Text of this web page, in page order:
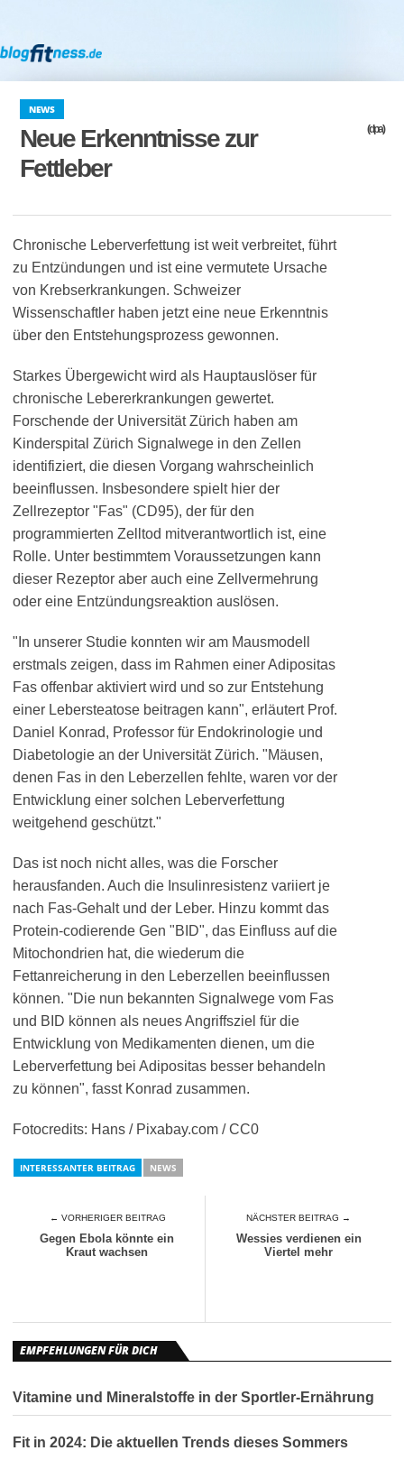
NEWS
Neue Erkenntnisse zur
Fettleber
(dpa)
Chronische Leberverfettung ist weit verbreitet, führt
zu Entzündungen und ist eine vermutete Ursache
von Krebserkrankungen. Schweizer
Wissenschaftler haben jetzt eine neue Erkenntnis
über den Entstehungsprozess gewonnen.
Starkes Übergewicht wird als Hauptauslöser für
chronische Lebererkrankungen gewertet.
Forschende der Universität Zürich haben am
Kinderspital Zürich Signalwege in den Zellen
identifiziert, die diesen Vorgang wahrscheinlich
beeinflussen. Insbesondere spielt hier der
Zellrezeptor "Fas" (CD95), der für den
programmierten Zelltod mitverantwortlich ist, eine
Rolle. Unter bestimmtem Voraussetzungen kann
dieser Rezeptor aber auch eine Zellvermehrung
oder eine Entzündungsreaktion auslösen.
"In unserer Studie konnten wir am Mausmodell
erstmals zeigen, dass im Rahmen einer Adipositas
Fas offenbar aktiviert wird und so zur Entstehung
einer Lebersteatose beitragen kann", erläutert Prof.
Daniel Konrad, Professor für Endokrinologie und
Diabetologie an der Universität Zürich. "Mäusen,
denen Fas in den Leberzellen fehlte, waren vor der
Entwicklung einer solchen Leberverfettung
weitgehend geschützt."
Das ist noch nicht alles, was die Forscher
herausfanden. Auch die Insulinresistenz variiert je
nach Fas-Gehalt und der Leber. Hinzu kommt das
Protein-codierende Gen "BID", das Einfluss auf die
Mitochondrien hat, die wiederum die
Fettanreicherung in den Leberzellen beeinflussen
können. "Die nun bekannten Signalwege vom Fas
und BID können als neues Angriffsziel für die
Entwicklung von Medikamenten dienen, um die
Leberverfettung bei Adipositas besser behandeln
zu können", fasst Konrad zusammen.
Fotocredits: Hans / Pixabay.com / CC0
INTERESSANTER BEITRAG NEWS
← VORHERIGER BEITRAG
Gegen Ebola könnte ein
Kraut wachsen
NÄCHSTER BEITRAG →
Wessies verdienen ein
Viertel mehr
EMPFEHLUNGEN FÜR DICH
Vitamine und Mineralstoffe in der Sportler-Ernährung
Fit in 2024: Die aktuellen Trends dieses Sommers